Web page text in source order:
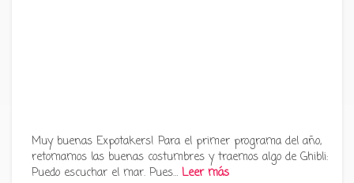
Muy buenas Expotakers! Para el primer programa del año,
retomamos las buenas costumbres y traemos algo de Ghibli:
Puedo escuchar el mar. Pues… Leer más